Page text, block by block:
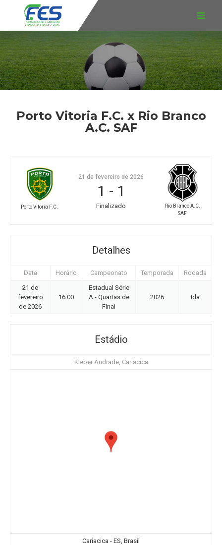
Porto Vitoria F.C. x Rio Branco
A.C. SAF
Porto Vitoria F.C.
Rio Branco A.C.
SAF
21 de fevereiro de 2026
1 - 1
Finalizado
Detalhes
Data Horário Campeonato Temporada
Rodada
21 de
fevereiro
de 2026
16:00
Estadual Série
A - Quartas de
Final
2026 Ida
Estádio
Kleber Andrade, Cariacica
Cariacica - ES, Brasil